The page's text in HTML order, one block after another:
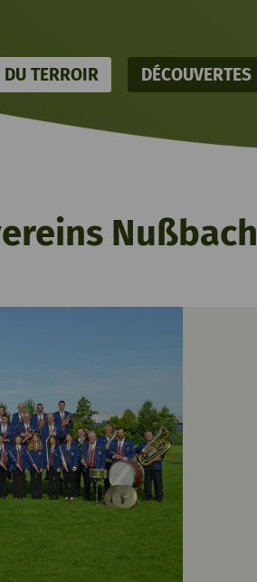
TERROIR DÉCOUVERTES
Nußbach